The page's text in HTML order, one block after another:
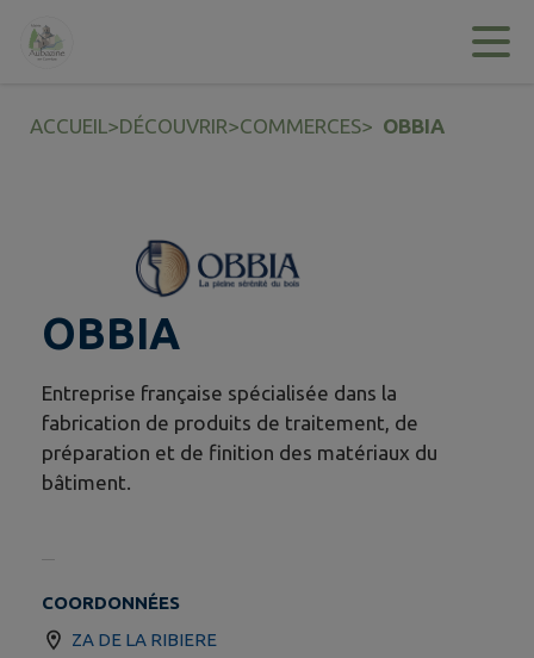
Contenu
ACCUEIL>DÉCOUVRIR>COMMERCES> OBBIA
OBBIA
Entreprise française spécialisée dans la
fabrication de produits de traitement, de
préparation et de finition des matériaux du
bâtiment.
COORDONNÉES
ZA DE LA RIBIERE